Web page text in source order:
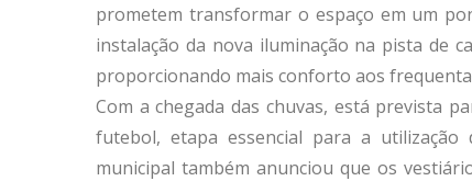
prometem transformar o espaço em um
instalação da nova iluminação na pista de
proporcionando mais conforto aos
Com a chegada das chuvas, está prevista
futebol, etapa essencial para a utilização
municipal também anunciou que os